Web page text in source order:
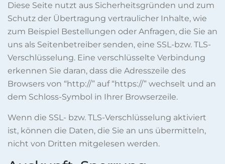
Diese Seite nutzt aus Sicherheitsgründen und zum
Schutz der Übertragung vertraulicher Inhalte, wie
zum Beispiel Bestellungen oder Anfragen, die Sie an
uns als Seitenbetreiber senden, eine SSL-bzw. TLS-
Verschlüsselung. Eine verschlüsselte Verbindung
erkennen Sie daran, dass die Adresszeile des
Browsers von “http://” auf “https://” wechselt und an
dem Schloss-Symbol in Ihrer Browserzeile.
Wenn die SSL- bzw. TLS-Verschlüsselung aktiviert
ist, können die Daten, die Sie an uns übermitteln,
nicht von Dritten mitgelesen werden.